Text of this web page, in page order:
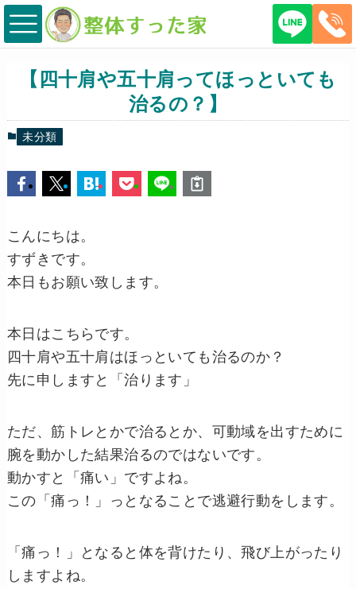
【四十肩や五十肩ってほっといても
治るの？】
未分類
こんにちは。
すずきです。
本日もお願い致します。
本日はこちらです。
四十肩や五十肩はほっといても治るのか？
先に申しますと「治ります」
ただ、筋トレとかで治るとか、可動域を出すために
腕を動かした結果治るのではないです。
動かすと「痛い」ですよね。
この「痛っ！」っとなることで逃避行動をします。
「痛っ！」となると体を背けたり、飛び上がったり
しますよね。